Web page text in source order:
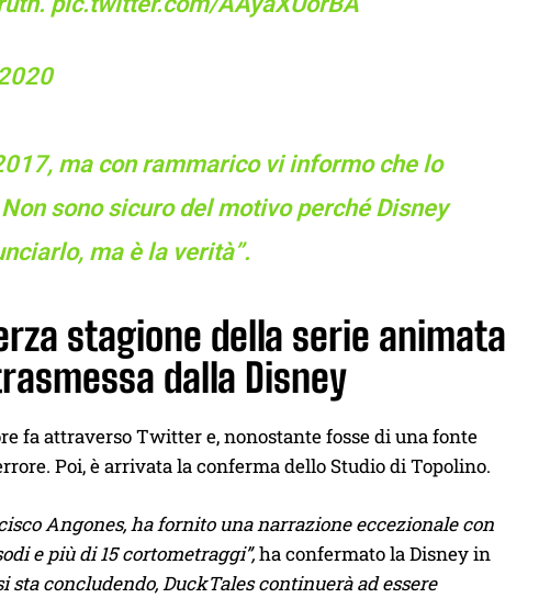
ma con rammarico vi informo che lo
sono sicuro del motivo perché Disney
ma è la verità”.
stagione della serie animata
dalla Disney
fa attraverso Twitter e, nonostante fosse di una fonte
Poi, è arrivata la conferma dello Studio di Topolino.
Angones, ha fornito una narrazione eccezionale con
e più di 15 cortometraggi”,ha confermato la Disney in
sta concludendo, DuckTales continuerà ad essere